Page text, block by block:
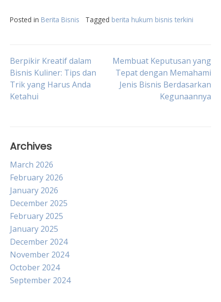
Posted in Berita Bisnis Tagged berita hukum bisnis terkini
Post
navigation
Berpikir Kreatif dalam
Bisnis Kuliner: Tips dan
Trik yang Harus Anda
Ketahui
Membuat Keputusan yang
Tepat dengan Memahami
Jenis Bisnis Berdasarkan
Kegunaannya
Archives
March 2026
February 2026
January 2026
December 2025
February 2025
January 2025
December 2024
November 2024
October 2024
September 2024